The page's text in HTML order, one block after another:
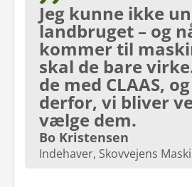
Jeg kunne ikke
landbruget – og
kommer til
skal de bare
de med CLAAS,
derfor, vi bliver
vælge dem.
Bo Kristensen
Indehaver, Skovvejens